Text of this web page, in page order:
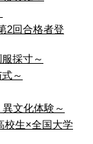
2回合格者登
採寸～
～
文化体験～
校生×全国大学